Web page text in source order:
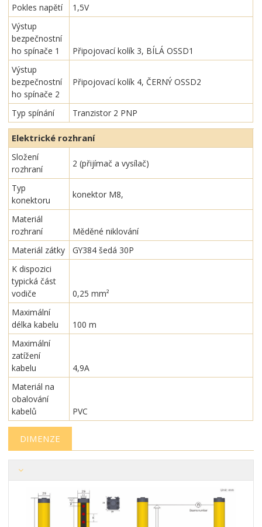
Pokles napětí
1,5V
Výstup
bezpečnostní
ho spínače 1
Připojovací kolík 3, BÍLÁ OSSD1
Výstup
bezpečnostní
ho spínače 2
Připojovací kolík 4, ČERNÝ OSSD2
Typ spínání Tranzistor 2 PNP
Elektrické rozhraní
Složení
rozhraní
2 (přijímač a vysílač)
Typ
konektoru
konektor M8,
Materiál
rozhraní
Měděné niklování
Materiál zátky
GY384 šedá 30P
K dispozici
typická část
vodiče
0,25 mm²
Maximální
délka kabelu
100 m
Maximální
zatížení
kabelu
4,9A
Materiál na
obalování
kabelů
PVC
DIMENZE